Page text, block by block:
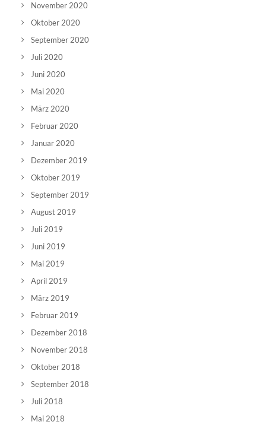
November 2020
Oktober 2020
September 2020
Juli 2020
Juni 2020
Mai 2020
März 2020
Februar 2020
Januar 2020
Dezember 2019
Oktober 2019
September 2019
August 2019
Juli 2019
Juni 2019
Mai 2019
April 2019
März 2019
Februar 2019
Dezember 2018
November 2018
Oktober 2018
September 2018
Juli 2018
Mai 2018